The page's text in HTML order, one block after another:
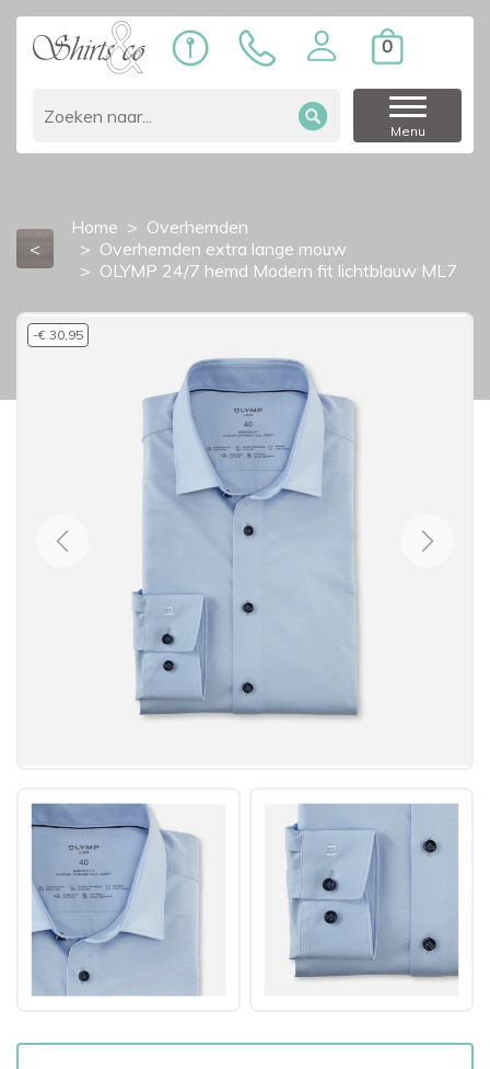
0
Menu
<
Home
Overhemden
Overhemden extra lange mouw
OLYMP 24/7 hemd Modern fit lichtblauw ML7
-€ 30,95
Previous Next